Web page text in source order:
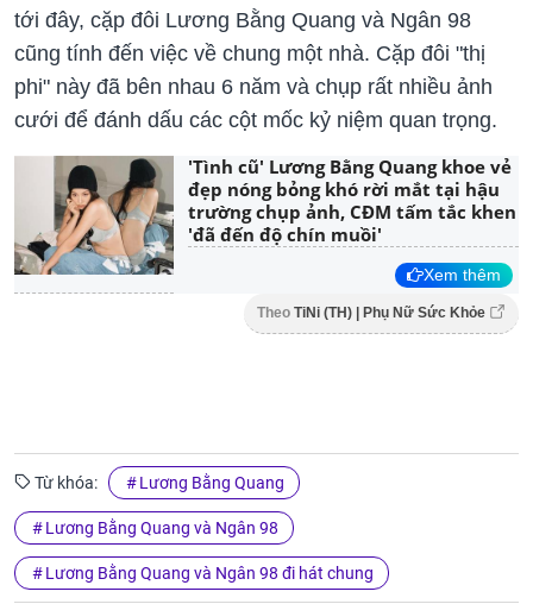
tới đây, cặp đôi Lương Bằng Quang và Ngân 98
cũng tính đến việc về chung một nhà. Cặp đôi "thị
phi" này đã bên nhau 6 năm và chụp rất nhiều ảnh
cưới để đánh dấu các cột mốc kỷ niệm quan trọng.
'Tình cũ' Lương Bằng Quang khoe vẻ
đẹp nóng bỏng khó rời mắt tại hậu
trường chụp ảnh, CĐM tấm tắc khen
'đã đến độ chín muồi'
Xem thêm
Theo TiNi (TH) | Phụ Nữ Sức Khỏe
Từ khóa: Lương Bằng Quang
Lương Bằng Quang và Ngân 98
Lương Bằng Quang và Ngân 98 đi hát chung